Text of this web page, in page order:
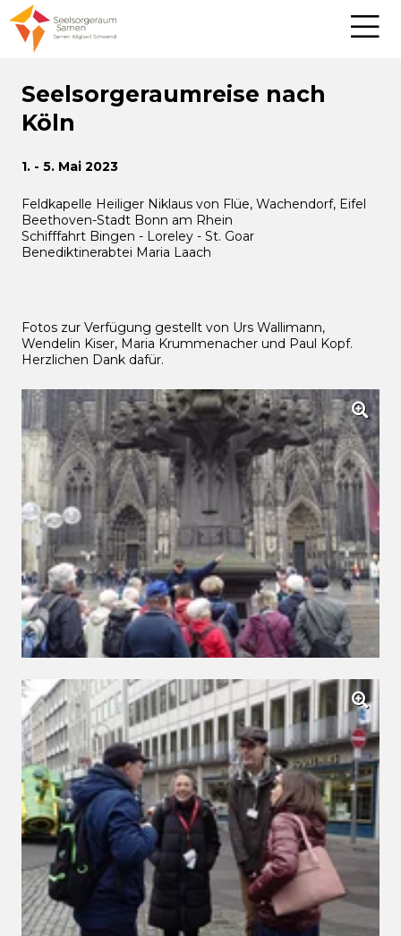
Seelsorgeraumreise nach
Köln
1. - 5. Mai 2023
Feldkapelle Heiliger Niklaus von Flüe, Wachendorf, Eifel
Beethoven-Stadt Bonn am Rhein
Schifffahrt Bingen - Loreley - St. Goar
Benediktinerabtei Maria Laach
Fotos zur Verfügung gestellt von Urs Wallimann,
Wendelin Kiser, Maria Krummenacher und Paul Kopf.
Herzlichen Dank dafür.